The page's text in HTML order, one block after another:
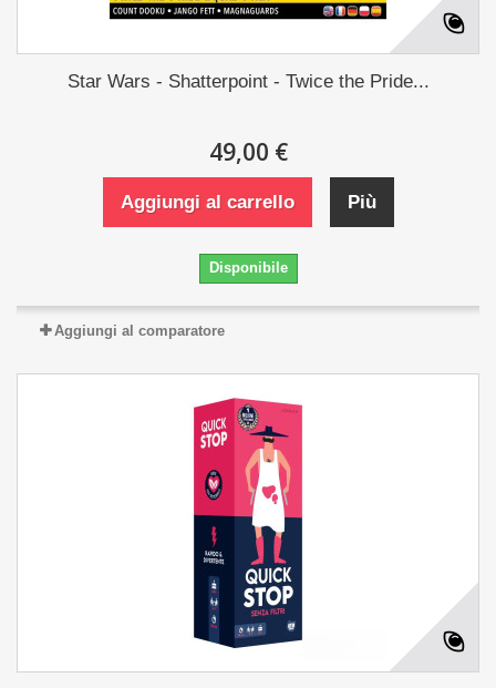
Star Wars - Shatterpoint - Twice the Pride...
49,00 €
Aggiungi al carrello Più
Disponibile
Aggiungi al comparatore